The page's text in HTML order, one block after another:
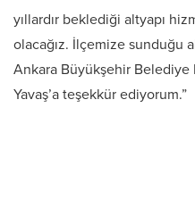
yıllardır beklediği altyapı
olacağız. İlçemize sunduğu
Ankara Büyükşehir Belediye
Yavaş’a teşekkür ediyorum.”